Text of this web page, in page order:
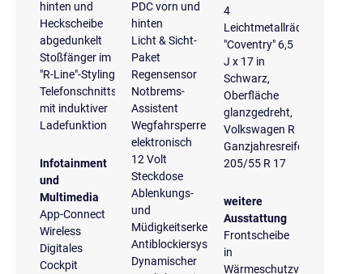
hinten und
Heckscheibe
abgedunkelt
Stoßfänger im
"R-Line"-Styling
Telefonschnittstelle
mit induktiver
Ladefunktion
Infotainment
und
Multimedia
App-Connect
Wireless
Digitales
Cockpit
PDC vorn und
hinten
Licht & Sicht-
Paket
Regensensor
Notbrems-
Assistent
Wegfahrsperre
elektronisch
12 Volt
Steckdose
Ablenkungs-
und
Müdigkeitserkennung
Antiblockiersystem
Dynamischer
4
Leichtmetallräder
"Coventry" 6,5
J x 17 in
Schwarz,
Oberfläche
glanzgedreht,
Volkswagen R
Ganzjahresreifen
205/55 R 17
weitere
Ausstattung
Frontscheibe
in
Wärmeschutzverglasung